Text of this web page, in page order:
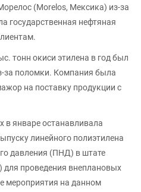
(Morelos, Мексика) из-за
государственная нефтяная
тонн окиси этилена в год был
за поломки. Компания была
на поставку продукции с
в январе останавливала
линейного полиэтилена
давления (ПНД) в штате
для проведения внеплановых
мероприятия на данном